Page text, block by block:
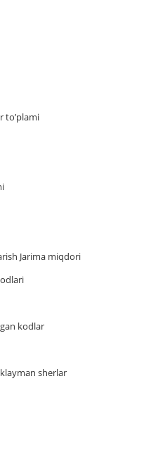
to’plami
Jаrimа miqdori
kodlar
sherlar